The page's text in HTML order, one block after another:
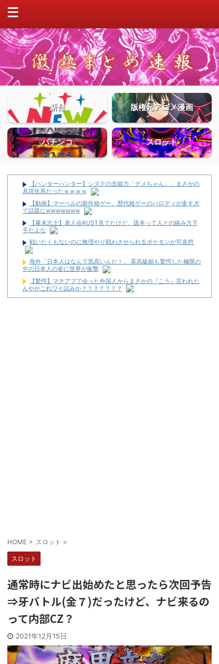
新台 版権元アニメ漫画
パチンコ スロット
【ハンターハンター】シズクの念能力「デメちゃん」、まさかの
具現化系だったｗｗｗｗ
【動画】マーベルの新作格ゲー、歴代格ゲーのパロディが多すぎ
て話題にwwwwwww
【幕末志士】老人会RUST見てたけど、坂本って人との絡み方下
手だよな
戦いたくもないのに無理やり戦わさせられるポケモンが可哀想
海外「日本人はなんて気高いんだ！」 英高級紙も驚愕した極限の
中の日本人の姿に世界が衝撃
【驚愕】マチアプで会った外国人からまさかの『こう』言われた
んやがこれワイ詰みか？？？？？？？
【衝撃】クロちゃん、とち狂ったツイートをする←コレ言うほど
HOME > スロット >
スロット
通常時にナビ出始めたと思ったら次回予告
⇒牙バトル(金７)だったけど、ナビ来るの
って内部CZ？
2021年12月15日